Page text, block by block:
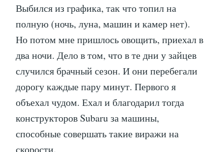
Выбился из графика, так что топил на
полную (ночь, луна, машин и камер нет).
Но потом мне пришлось овощить, приехал в
два ночи. Дело в том, что в те дни у зайцев
случился брачный сезон. И они перебегали
дорогу каждые пару минут. Первого я
объехал чудом. Ехал и благодарил тогда
конструкторов Subaru за машины,
способные совершать такие виражи на
скорости.